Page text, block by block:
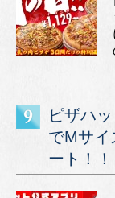
ピザハ
でMサイ
ート！！